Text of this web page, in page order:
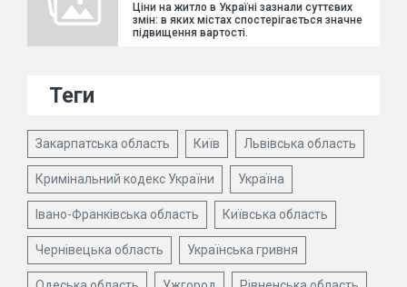
Ціни на житло в Україні зазнали суттєвих
змін: в яких містах спостерігається значне
підвищення вартості.
Теги
Закарпатська область Київ Львівська область
Кримінальний кодекс України Україна
Івано-Франківська область Київська область
Чернівецька область Українська гривня